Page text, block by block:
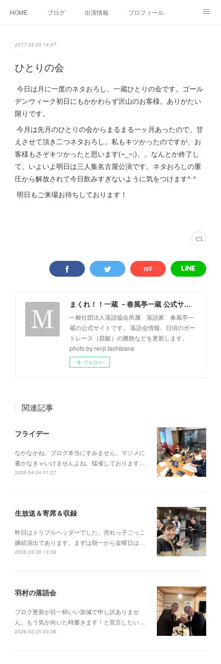
HOME ブログ 出演情報 プロフィール
2017.04.29 14:47
ひとりの会
今日は月に一度のネタおろし。一蔵ひとりの会です。ゴール
デンウィーク初日にもかかわらず沢山のお客様。ありがたい
限りです。
今月は先月のひとりの会からまるまる一ヶ月あったので、甘
えさせて頂き二つネタおろし。私もキツかったのですが、お
客様もさぞキツかったと思います(~_~;)。。なんとか終了し
て、いよいよ明日は三人集名古屋公演です。ネタおろしの重
圧から解放されて今日飲みすぎないように気をつけます^ ^
明日もご来場お待ちしております！
まくれ！！一蔵 －春風亭一蔵 公式サイト－
一般社団法人落語協会所属 落語家 春風亭一
蔵の公式サイトです。 落語会情報、日頃のボー
トレース（競艇）の勝敗などを更新します。
photo by renji tachibana
フォロー
関連記事
フライデー
なかなかね、ブログ本当にすみません。マジメに
書かなきゃいけませんよね。猛省しております…
2026.04.04 01:27
生放送＆寄席＆収録
昨日はトリプルヘッダーでした。売れっ子ごっこ
継続演出であります。まずは朝一から金曜日は…
2026.03.28 13:38
羽村の落語会
ブログ更新が目一杯いい加減で申し訳ありませ
ん。もう気が向いた時書きます！と宣言したい…
2026.03.25 00:36